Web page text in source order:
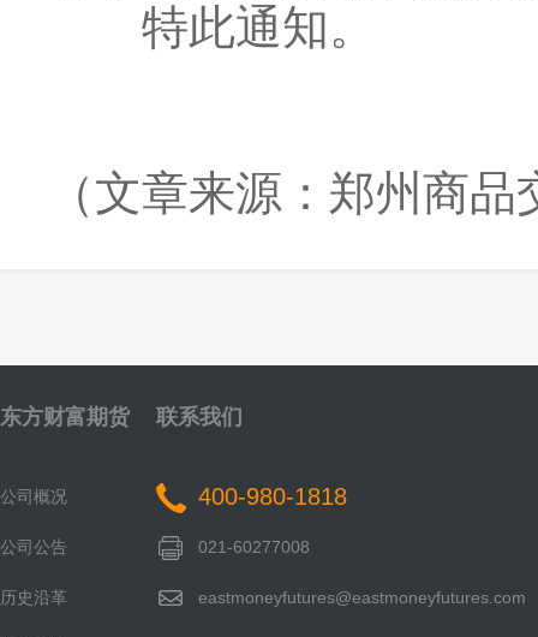
特此通知。
（文章来源：郑州商品
东方财富期货
公司概况
公司公告
历史沿革
联系我们
400-980-1818
021-60277008
eastmoneyfutures@eastmoneyfutures.com